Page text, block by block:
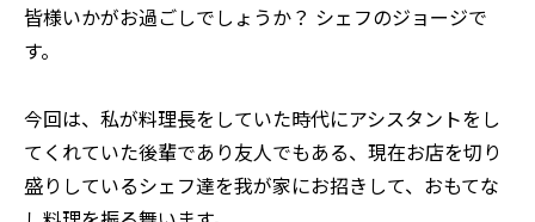
皆様いかがお過ごしでしょうか？ シェフのジョージで
す。
今回は、私が料理長をしていた時代にアシスタントをし
てくれていた後輩であり友人でもある、現在お店を切り
盛りしているシェフ達を我が家にお招きして、おもてな